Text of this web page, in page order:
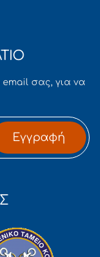
σας, για να
Εγγραφή